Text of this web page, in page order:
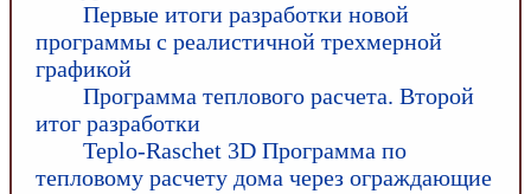
Первые итоги разработки новой
программы с реалистичной трехмерной
графикой
Программа теплового расчета. Второй
итог разработки
Teplo-Raschet 3D Программа по
тепловому расчету дома через ограждающие